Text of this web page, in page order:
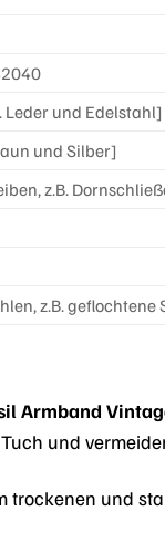
und Edelstahl]
und Silber]
z.B.
z.B.
Armband
und
und